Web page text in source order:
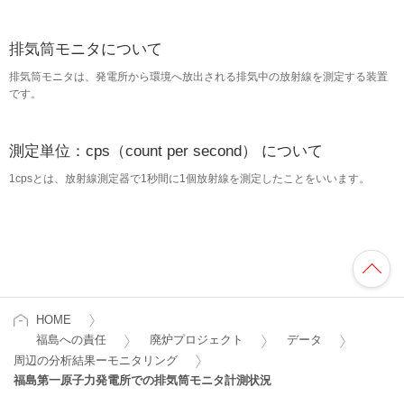
排気筒モニタについて
排気筒モニタは、発電所から環境へ放出される排気中の放射線を測定する装置
です。
測定単位：cps（count per second） について
1cpsとは、放射線測定器で1秒間に1個放射線を測定したことをいいます。
HOME
福島への責任
廃炉プロジェクト
データ
周辺の分析結果ーモニタリング
福島第一原子力発電所での排気筒モニタ計測状況